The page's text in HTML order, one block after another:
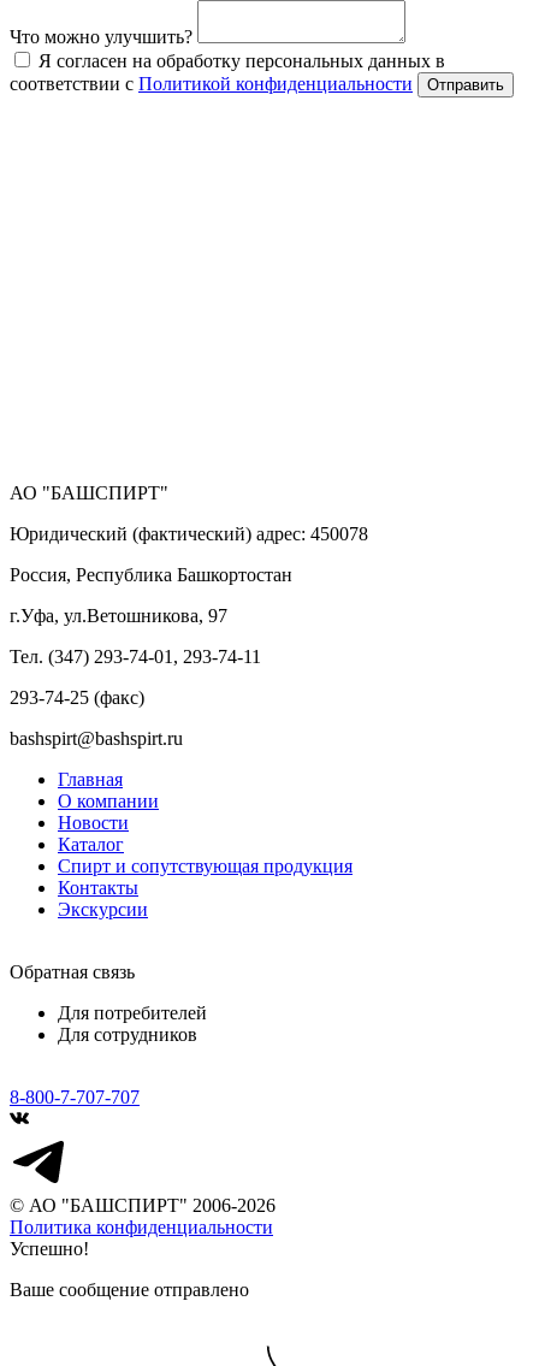
Что можно улучшить?
Я согласен на обработку персональных данных в
соответствии с Политикой конфиденциальности Отправить
АО "БАШСПИРТ"
Юридический (фактический) адрес: 450078
Россия, Республика Башкортостан
г.Уфа, ул.Ветошникова, 97
Тел. (347) 293-74-01, 293-74-11
293-74-25 (факс)
bashspirt@bashspirt.ru
Главная
О компании
Новости
Каталог
Спирт и сопутствующая продукция
Контакты
Экскурсии
Обратная связь
Для потребителей
Для сотрудников
8-800-7-707-707
© АО "БАШСПИРТ" 2006-2026
Политика конфиденциальности
Успешно!
Ваше сообщение отправлено